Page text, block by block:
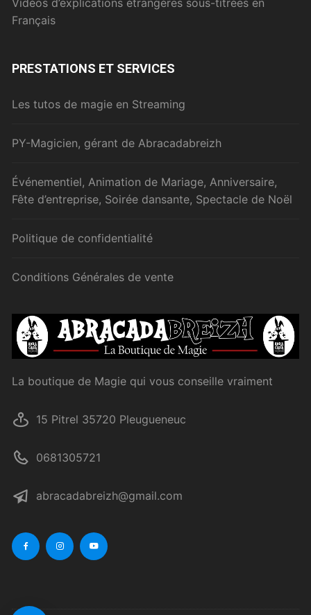
Vidéos d’explications étrangères sous-titrées en
Français
PRESTATIONS ET SERVICES
Les tutos de magie en Streaming
PY-Magicien, gérant de Abracadabreizh
Événementiel, Animation de Mariage, Anniversaire,
Fête d’entreprise, Soirée dansante, Spectacle de Noël
Politique de confidentialité
Conditions Générales de vente
La boutique de Magie qui vous conseille vraiment
15 Pitrel 35720 Pleugueneuc
0681305721
abracadabreizh@gmail.com